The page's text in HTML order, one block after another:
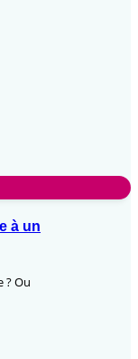
à un
? Ou